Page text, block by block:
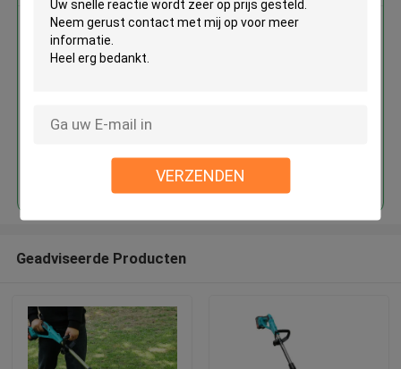
VERZENDEN
Lithiumbatterij opladen
Doorgaan
Geadviseerde Producten